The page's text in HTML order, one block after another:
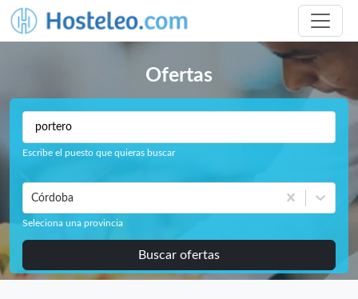
Ofertas
Escribe el puesto que quieras buscar
Córdoba
Seleciona una provincia
Buscar ofertas